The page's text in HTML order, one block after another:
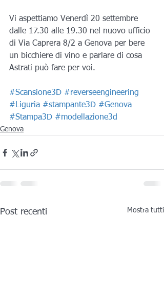
Vi aspettiamo Venerdì 20 settembre
dalle 17.30 alle 19.30 nel nuovo ufficio
di Via Caprera 8/2 a Genova per bere
un bicchiere di vino e parlare di cosa
Astrati può fare per voi.
#Scansione3D #reverseengineering
#Liguria #stampante3D #Genova
#Stampa3D #modellazione3d
Genova
Post recenti Mostra tutti